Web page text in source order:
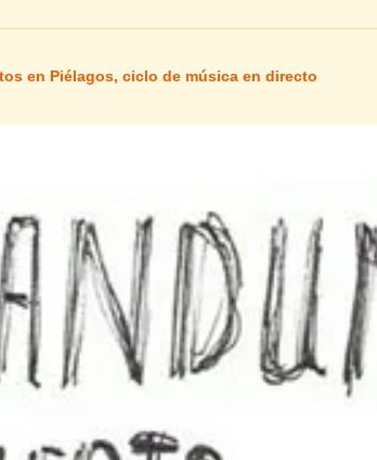
en Piélagos, ciclo de música en directo